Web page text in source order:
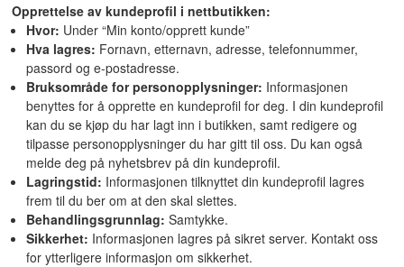
Opprettelse av kundeprofil i nettbutikken:
Hvor: Under “Min konto/opprett kunde”
Hva lagres: Fornavn, etternavn, adresse, telefonnummer,
passord og e-postadresse.
Bruksområde for personopplysninger: Informasjonen
benyttes for å opprette en kundeprofil for deg. I din kundeprofil
kan du se kjøp du har lagt inn i butikken, samt redigere og
tilpasse personopplysninger du har gitt til oss. Du kan også
melde deg på nyhetsbrev på din kundeprofil.
Lagringstid: Informasjonen tilknyttet din kundeprofil lagres
frem til du ber om at den skal slettes.
Behandlingsgrunnlag: Samtykke.
Sikkerhet: Informasjonen lagres på sikret server. Kontakt oss
for ytterligere informasjon om sikkerhet.